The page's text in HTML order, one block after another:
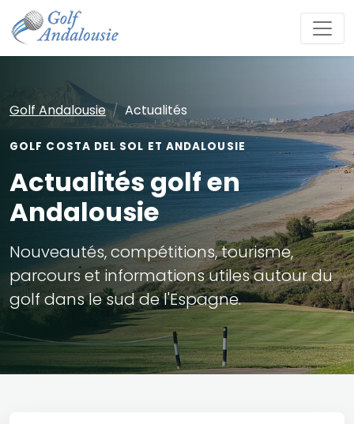
Golf Andalousie Actualités
GOLF COSTA DEL SOL ET ANDALOUSIE
Actualités golf en
Andalousie
Nouveautés, compétitions, tourisme,
parcours et informations utiles autour du
golf dans le sud de l'Espagne.